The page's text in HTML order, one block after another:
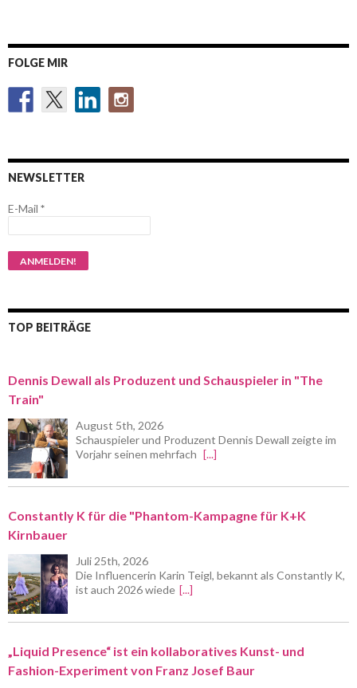
FOLGE MIR
NEWSLETTER
E-Mail *
TOP BEITRÄGE
Dennis Dewall als Produzent und Schauspieler in "The
Train"
August 5th, 2026
Schauspieler und Produzent Dennis Dewall zeigte im
Vorjahr seinen mehrfach [...]
Constantly K für die "Phantom-Kampagne für K+K
Kirnbauer
Juli 25th, 2026
Die Influencerin Karin Teigl, bekannt als Constantly K,
ist auch 2026 wiede [...]
„Liquid Presence“ ist ein kollaboratives Kunst- und
Fashion-Experiment von Franz Josef Baur